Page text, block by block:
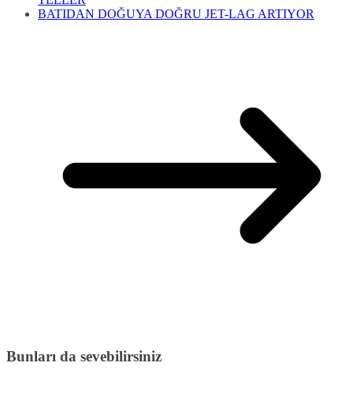
BATIDAN DOĞUYA DOĞRU JET-LAG ARTIYOR
Bunları da sevebilirsiniz